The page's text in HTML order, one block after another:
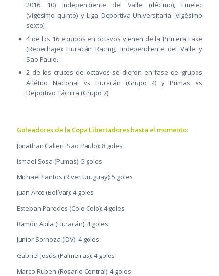
2016: 10) Independiente del Valle (décimo), Emelec
(vigésimo quinto) y Liga Deportiva Universitaria (vigésimo
sexto).
4 de los 16 equipos en octavos vienen de la Primera Fase
(Repechaje): Huracán Racing, Independiente del Valle y
Sao Paulo.
2 de los cruces de octavos se dieron en fase de grupos
Atlético Nacional vs Huracán (Grupo 4) y Pumas vs
Deportivo Táchira (Grupo 7)
Goleadores de la Copa Libertadores hasta el momento:
Jonathan Calleri (Sao Paulo): 8 goles
Ismael Sosa (Pumas): 5 goles
Michael Santos (River Uruguay): 5 goles
Juan Arce (Bolívar): 4 goles
Esteban Paredes (Colo Colo): 4 goles
Ramón Abila (Huracán): 4 goles
Junior Sornoza (IDV): 4 goles
Gabriel Jesús (Palmeiras): 4 goles
Marco Ruben (Rosario Central): 4 goles